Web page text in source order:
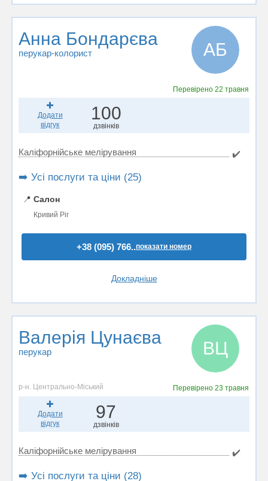
Анна Бондарєва
перукар-колорист АБ
Перевірено22 травня
Додати
відгук
100
дзвінків
Каліфорнійське мелірування ✔️
➡️ Усі послуги та ціни (25)
📍 Салон
Кривий Ріг
+38 (095) 766..показати номер
Докладніше
Валерія Цунаєва
перукар ВЦ
р-н. Центрально-Міський Перевірено23 травня
Додати
відгук
97
дзвінків
Каліфорнійське мелірування ✔️
➡️ Усі послуги та ціни (28)